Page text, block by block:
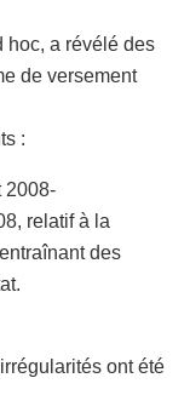
hoc, a révélé des
de versement
:
2008-
relatif à la
des
ont été